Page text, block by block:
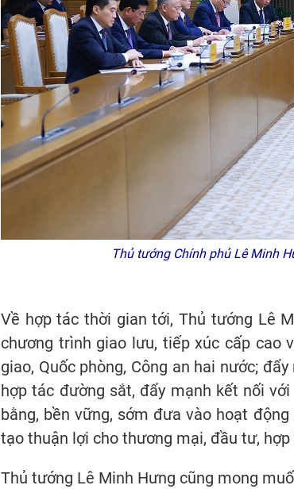
Thủ tướng Chính phủ Lê Minh
Về hợp tác thời gian tới, Thủ tướng Lê
chương trình giao lưu, tiếp xúc cấp cao
giao, Quốc phòng, Công an hai nước;
hợp tác đường sắt, đẩy mạnh kết nối
bằng, bền vững, sớm đưa vào hoạt
tạo thuận lợi cho thương mại, đầu tư, hợp
Thủ tướng Lê Minh Hưng cũng mong